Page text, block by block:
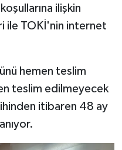
ilişkin
ile TOKİ'nin internet
hemen teslim
teslim edilmeyecek
itibaren 48 ay